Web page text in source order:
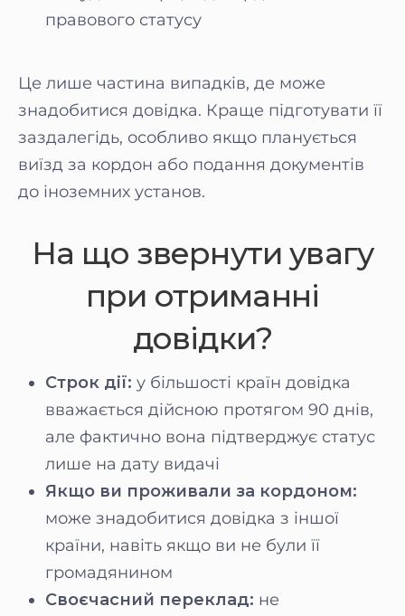
правового статусу
Це лише частина випадків, де може
знадобитися довідка. Краще підготувати її
заздалегідь, особливо якщо планується
виїзд за кордон або подання документів
до іноземних установ.
На що звернути увагу
при отриманні
довідки?
Строк дії: у більшості країн довідка
вважається дійсною протягом 90 днів,
але фактично вона підтверджує статус
лише на дату видачі
Якщо ви проживали за кордоном:
може знадобитися довідка з іншої
країни, навіть якщо ви не були її
громадянином
Своєчасний переклад: не